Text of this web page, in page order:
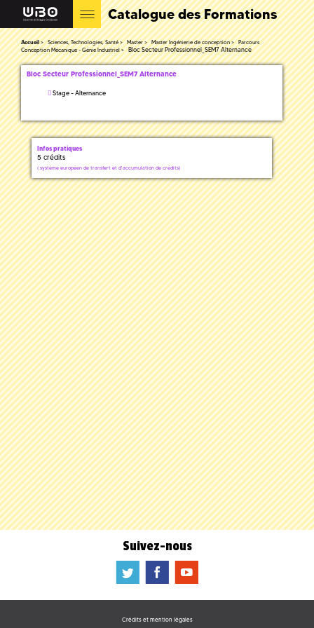
Catalogue des Formations
Accueil Sciences, Technologies, Santé Master Master Ingénierie de conception
Parcours
Conception Mécanique - Génie Industriel
Bloc Secteur Professionnel_SEM7 Alternance
Bloc Secteur Professionnel_SEM7 Alternance
Stage - Alternance
Infos pratiques
5 crédits
( système européen de transfert et d'accumulation de crédits)
Suivez-nous
a b f
Crédits et mention légales